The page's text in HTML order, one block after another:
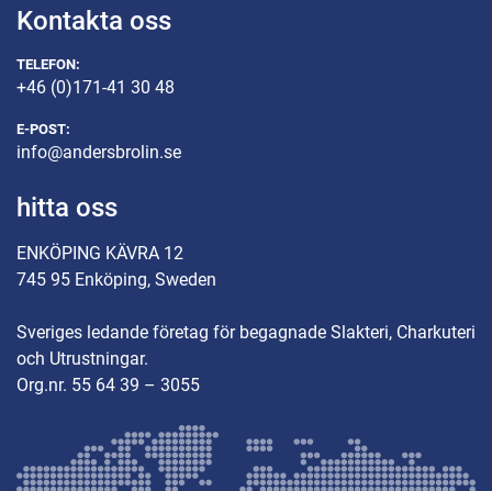
Kontakta oss
TELEFON:
+46 (0)171-41 30 48
E-POST:
info@andersbrolin.se
hitta oss
ENKÖPING KÄVRA 12
745 95 Enköping, Sweden
Sveriges ledande företag för begagnade Slakteri, Charkuteri
och Utrustningar.
Org.nr. 55 64 39 – 3055